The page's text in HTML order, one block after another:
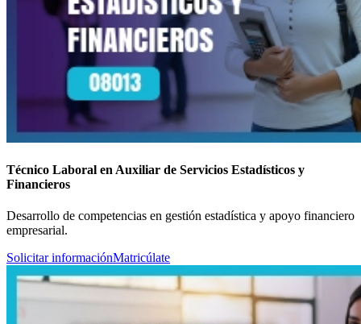
Técnico Laboral en Auxiliar de Servicios Estadísticos y
Financieros
Desarrollo de competencias en gestión estadística y apoyo financiero
empresarial.
Solicitar informaciónMatricúlate